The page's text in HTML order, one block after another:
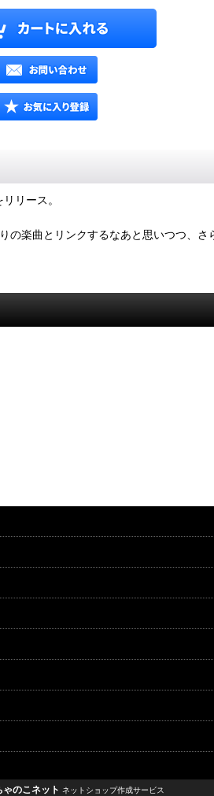
リース。
楽曲とリンクするなあと思いつつ、
ゃのこネット ネットショップ作成サービス